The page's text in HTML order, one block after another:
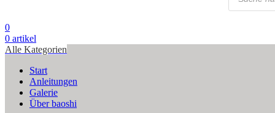
0
0 artikel
Alle Kategorien
Start
Anleitungen
Galerie
Über baoshi